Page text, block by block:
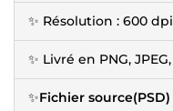
✨ Résolution : 600
✨ Livré en PNG,
✨Fichier